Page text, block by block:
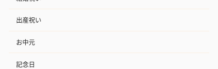
出産祝い
お中元
記念日